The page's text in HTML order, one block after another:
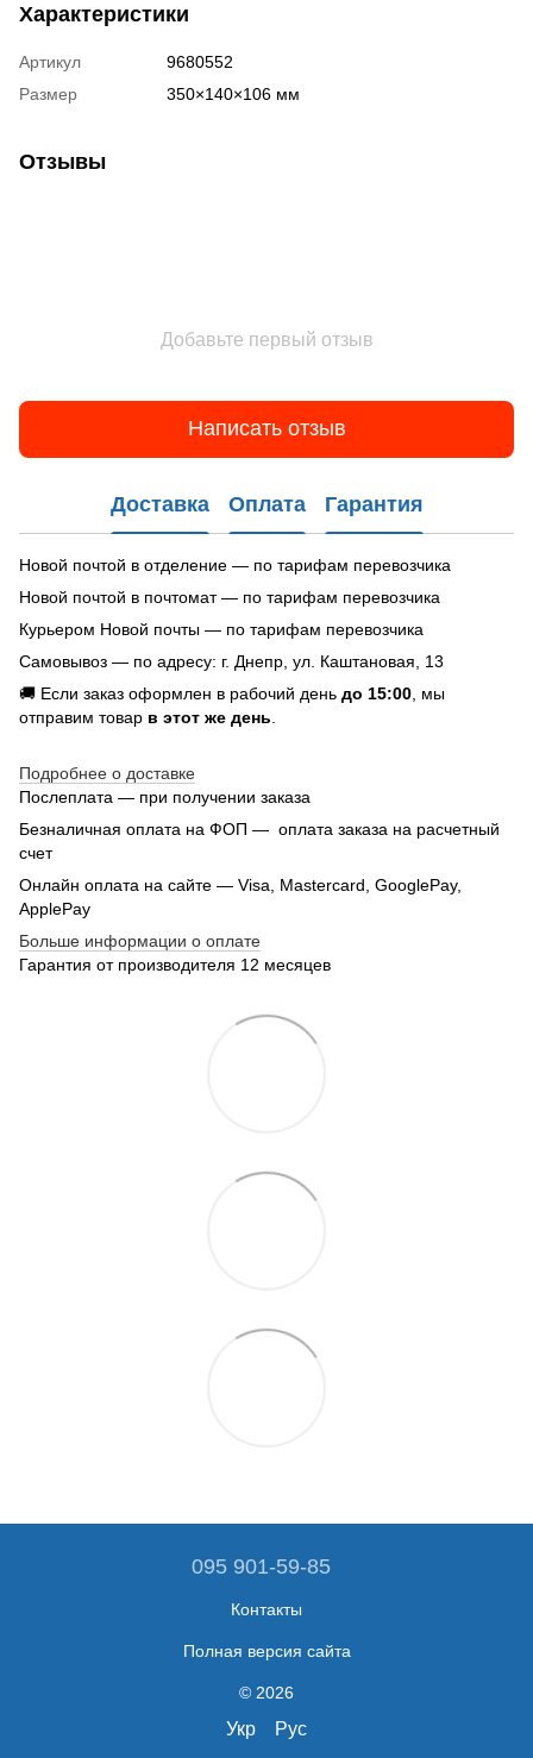
Характеристики
Артикул
9680552
Размер
350×140×106 мм
Отзывы
Добавьте первый отзыв
Написать отзыв
Доставка Оплата Гарантия
Новой почтой в отделение — по тарифам перевозчика
Новой почтой в почтомат — по тарифам перевозчика
Курьером Новой почты — по тарифам перевозчика
Самовывоз — по адресу: г. Днепр, ул. Каштановая, 13
🚚 Если заказ оформлен в рабочий день до 15:00 , мы
отправим товар в этот же день
Подробнее о доставке
Послеплата — при получении заказа
Безналичная оплата на ФОП — оплата заказа на расчетный
счет
Онлайн оплата на сайте — Visa, Mastercard, GooglePay,
ApplePay
Больше информации о оплате
Гарантия от производителя 12 месяцев
095 901-59-85
Контакты
Полная версия сайта
© 2026
Укр Рус